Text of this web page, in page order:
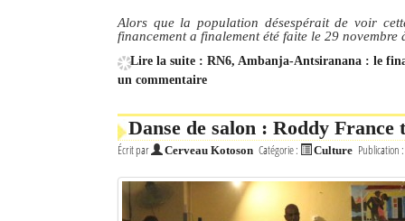
Alors que la population désespérait de voir
financement a finalement été faite le 29
Lire la suite : RN6, Ambanja-Antsiranana : le
un commentaire
Danse de salon : Roddy
Écrit par Cerveau Kotoson Catégorie : Culture Publication :